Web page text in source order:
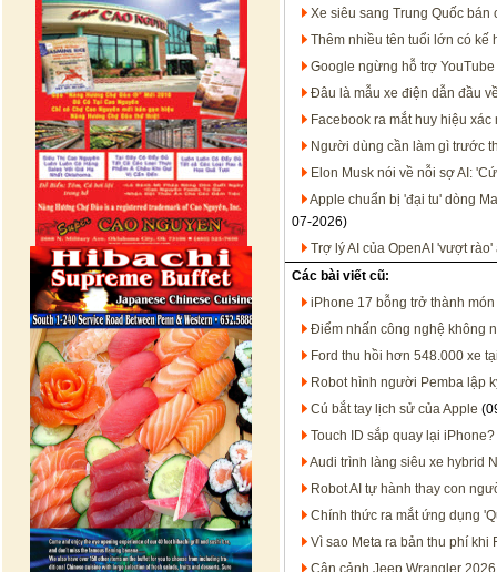
Xe siêu sang Trung Quốc
Thêm nhiều tên tuổi lớn có kế
Google ngừng hỗ trợ
Đâu là mẫu xe điện dẫn đầu
Facebook ra mắt huy hiệu
Người dùng cần làm gì trước
Elon Musk nói về nỗi sợ AI:
Apple chuẩn bị 'đại tu' dòng
07-2026)
Trợ lý AI của OpenAI 'vượt
Các bài viết cũ:
iPhone 17 bỗng trở thành
Điểm nhấn công nghệ không
Ford thu hồi hơn 548.000 xe
Robot hình người Pemba lập
Cú bắt tay lịch sử của Apple
Touch ID sắp quay lại iPhone?
Audi trình làng siêu xe hybrid
Robot AI tự hành thay con
Chính thức ra mắt ứng dụng
Vì sao Meta ra bản thu phí khi
Cận cảnh Jeep Wrangler